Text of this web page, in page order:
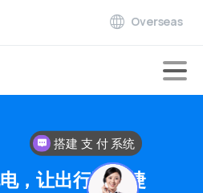
Overseas
，让出行更便捷
对接 支 付 通道